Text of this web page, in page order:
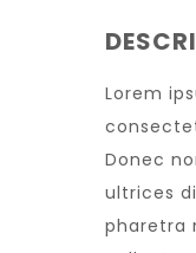
Lorem
Donec
ultrices
pharetra